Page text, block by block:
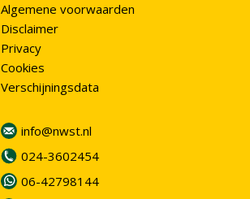
Algemene voorwaarden
Disclaimer
Privacy
Cookies
Verschijningsdata
info@nwst.nl
024-3602454
06-42798144